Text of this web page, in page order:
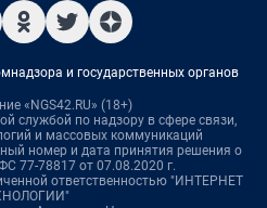
и государственных органов
«NGS42.RU» (18+)
службой по надзору в сфере связи,
и массовых коммуникаций
номер и дата принятия решения о
77-78817 от 07.08.2020 г.
ответственностью "ИНТЕРНЕТ